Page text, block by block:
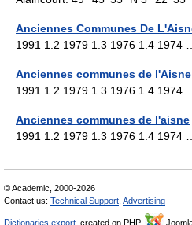
Anciennes Communes De
1991 1.2 1979 1.3 1976 1.4
Anciennes communes de l'Aisne
1991 1.2 1979 1.3 1976 1.4
Anciennes communes de l'aisne
1991 1.2 1979 1.3 1976 1.4
© Academic, 2000-2026
Contact us: Technical Support Advertising
Dictionaries export , created on PHP,